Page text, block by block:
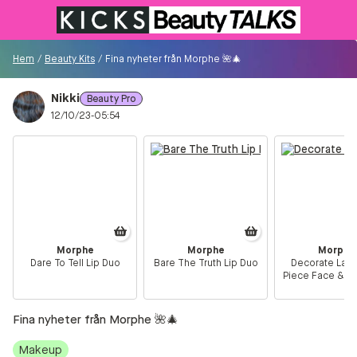
Till KICKS.se
Besökare
👋 Är du ny på Communityt?
Såhär kommer du
Hem / Beauty Kits / Fina nyheter från Morphe 🌺🎄
Nikki Beauty Pro
12/10/23-05:54
Morphe
Dare To Tell Lip Duo
Morphe
Bare The Truth Lip Duo
Morphe
Decorate
Piece Face &
Fina nyheter från Morphe 🌺🎄
Makeup